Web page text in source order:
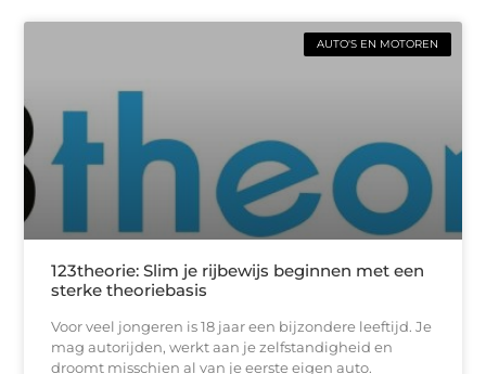
AUTO'S EN MOTOREN
123theorie: Slim je rijbewijs beginnen met een
sterke theoriebasis
Voor veel jongeren is 18 jaar een bijzondere leeftijd. Je
mag autorijden, werkt aan je zelfstandigheid en
droomt misschien al van je eerste eigen auto.